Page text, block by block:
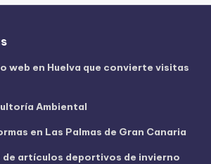
web en Huelva que convierte visitas
Ambiental
en Las Palmas de Gran Canaria
de artículos deportivos de invierno